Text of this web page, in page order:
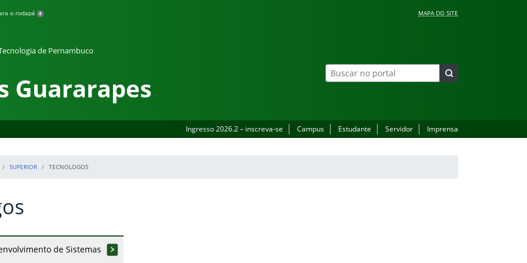
o rodapé 4 MAPA DO SITE
de Pernambuco
Guararapes
Ingresso 2026.2 – inscreva-se Campus Estudante Servidor Imprensa
SUPERIOR TECNOLOGOS
de Sistemas